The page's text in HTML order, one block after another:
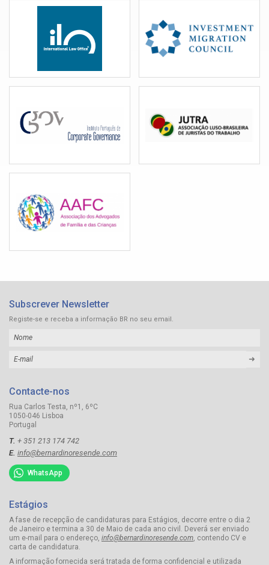
Subscrever Newsletter
Registe-se e receba a informação BR no seu email.
➜
Contacte-nos
Rua Carlos Testa, nº1, 6ºC
1050-046 Lisboa
Portugal
T. + 351 213 174 742
E. info@bernardinoresende.com
WhatsApp
Estágios
A fase de recepção de candidaturas para Estágios, decorre entre o dia 2
de Janeiro e termina a 30 de Maio de cada ano civil. Deverá ser enviado
um e-mail para o endereço, info@bernardinoresende.com , contendo CV e
carta de candidatura.
A informação fornecida será tratada de forma confidencial e utilizada